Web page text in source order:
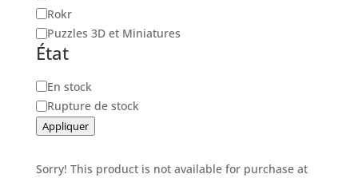
Rokr
Puzzles 3D et Miniatures
État
Disponibilité
En stock
Rupture de stock
Appliquer
Sorry! This product is not available for purchase at